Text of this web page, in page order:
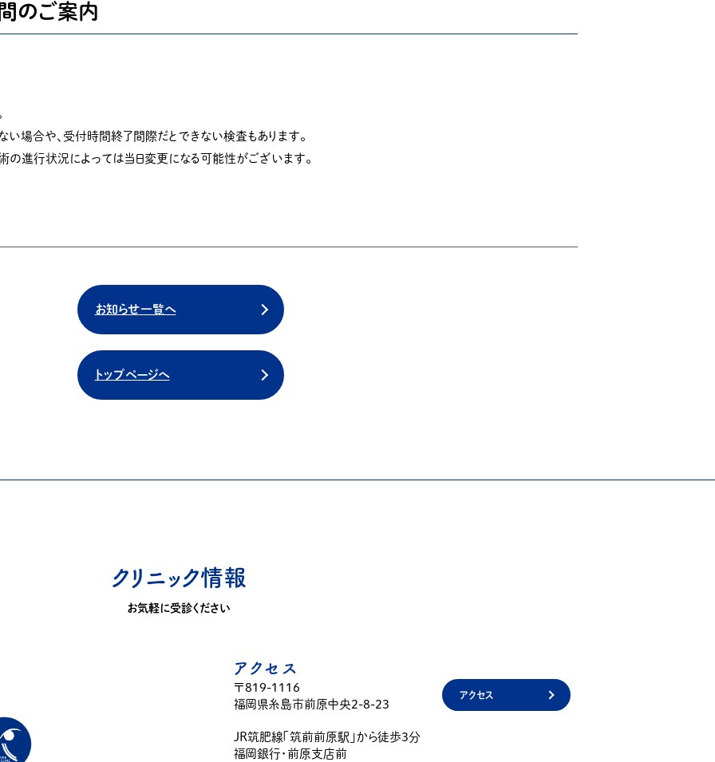
間のご案内
場合や、受付時間終了間際だとできない検査もあります。
の進行状況によっては当日変更になる可能性がございます。
お知らせ一覧へ
トップページへ
クリニック情報
お気軽に受診ください
アクセス
〒819-1116
福岡県糸島市前原中央2-8-23
JR筑肥線「筑前前原駅」から徒歩3分
福岡銀行・前原支店前
アクセス